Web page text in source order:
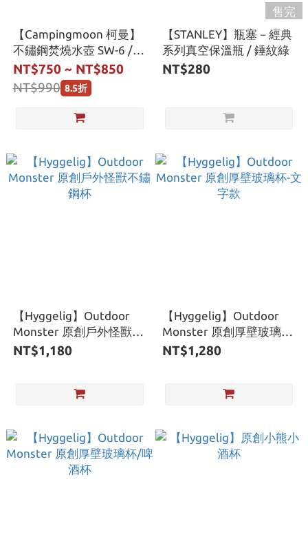
【Campingmoon 柯曼】
不鏽鋼焚燒水壺 SW-6 /
BKSW-6
NT$750 ~ NT$850
NT$990 8.5折
售完
【STANLEY】瓶塞－經典
系列真空保溫瓶 / 錘紋綠
NT$280
【Hyggelig】Outdoor
Monster 原創戶外怪獸不
鏽鋼杯
NT$1,180
【Hyggelig】Outdoor
Monster 原創厚壁玻璃
杯-文字款
NT$1,280